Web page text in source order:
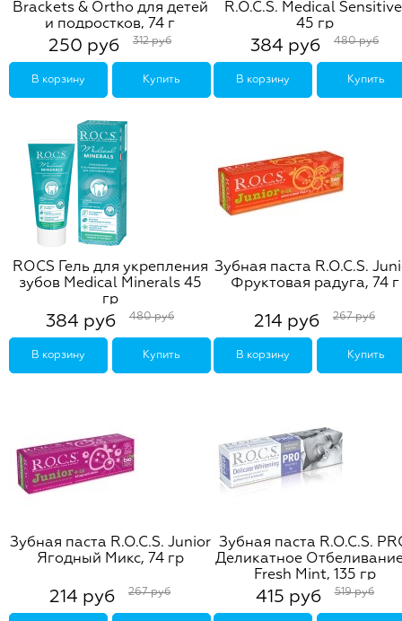
Brackets & Ortho для детей
и подростков, 74 г
250 руб 312 руб
В корзину Купить
R.O.C.S. Medical
45 гр
384 руб 480 руб
В корзину Купить
ROCS Гель для укрепления
зубов Medical Minerals 45
гр
384 руб 480 руб
В корзину Купить
Зубная паста R.O.C.S.
Фруктовая радуга, 74 г
214 руб 267 руб
В корзину Купить
Зубная паста R.O.C.S. Junior
Ягодный Микс, 74 гр
214 руб 267 руб
Зубная паста R.O.C.S.
Деликатное
Fresh Mint, 135 гр
415 руб 519 руб